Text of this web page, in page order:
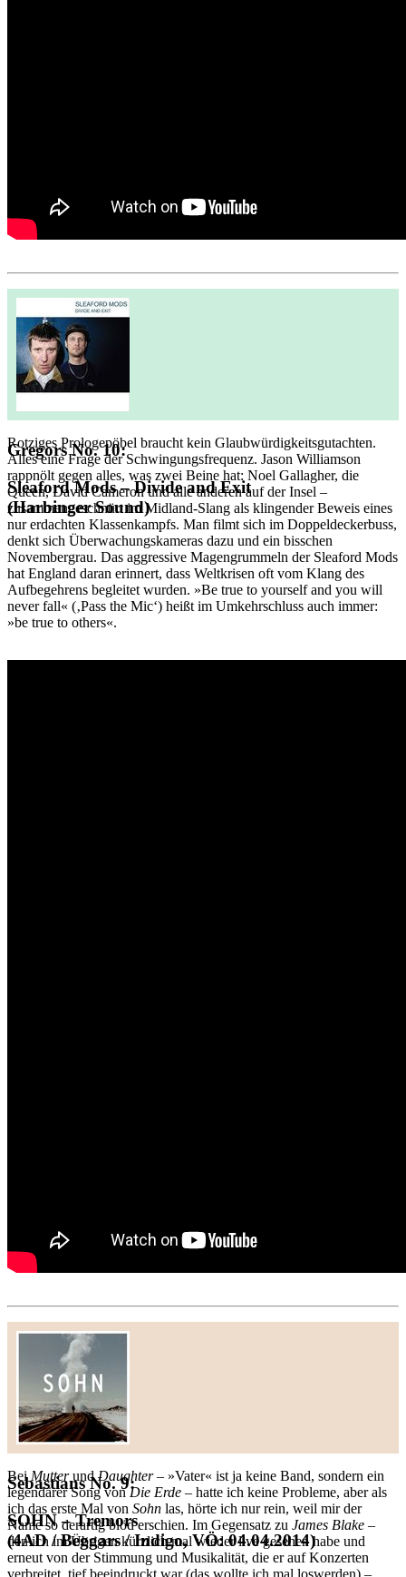
Gregors No. 10:
Sleaford Mods – Divide and Exit
(Harbinger Sound)
Rotziges Prologepöbel braucht kein Glaubwürdigkeitsgutachten.
Alles eine Frage der Schwingungsfrequenz. Jason Williamson
rappnölt gegen alles, was zwei Beine hat: Noel Gallagher, die
Queen, David Cameron und alle anderen auf der Insel –
zusammengeschnürt im Midland-Slang als klingender Beweis eines
nur erdachten Klassenkampfs. Man filmt sich im Doppeldeckerbuss,
denkt sich Überwachungskameras dazu und ein bisschen
Novembergrau. Das aggressive Magengrummeln der Sleaford Mods
hat England daran erinnert, dass Weltkrisen oft vom Klang des
Aufbegehrens begleitet wurden. »Be true to yourself and you will
never fall« (‚Pass the Mic‘) heißt im Umkehrschluss auch immer:
»be true to others«.
Sebastians No. 9:
SOHN – Tremors
(4AD / Beggars / Indigo, VÖ: 04.04.2014)
Bei MutterundDaughter– »Vater« ist ja keine Band, sondern ein
legendärer Song vonDie Erde – hatte ich keine Probleme, aber als
ich das erste Mal von Sohn las, hörte ich nur rein, weil mir der
Name so derartig blöd erschien. Im Gegensatz zu James Blake –
den ich im Übrigen kürzlich mal wieder live gesehen habe und
erneut von der Stimmung und Musikalität, die er auf Konzerten
verbreitet, tief beeindruckt war (das wollte ich mal loswerden) –